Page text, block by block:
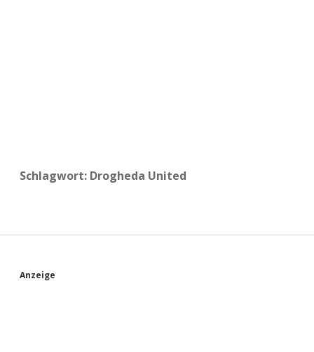
Schlagwort: Drogheda United
S
Anzeige